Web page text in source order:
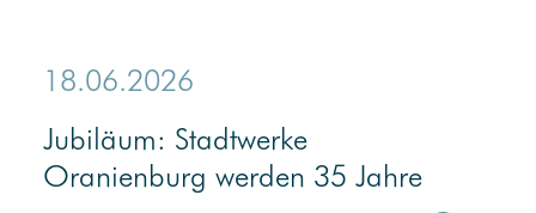
18.06.2026
Jubiläum: Stadtwerke
Oranienburg werden 35 Jahre